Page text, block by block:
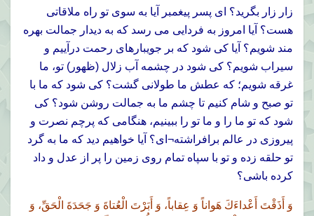
زار زار بگريد؟ اى پسر پيغمبر آيا به سوى تو راه ملاقاتى
هست؟ آيا امروز به فردايى مى رسد كه به ديدار جمالت بهره
مند شويم؟ آيا كى شود كه بر جويبارهاى رحمت درآييم و
سيراب شويم؟ كى شود در چشمه آب زلال (ظهور) تو، ما
غرقه شويم؛ كه عطش ما طولانى گشت؟ كى شود كه ما با
تو صبح و شام كنيم تا چشم ما به جمالت روشن شود؟ كى
شود كه تو ما را و ما تو را ببينيم، هنگامى كه پرچم نصرت و
پيروزى در عالم برافراشته¬اى؟ آيا خواهيم ديد كه ما به گرد
تو حلقه زده و تو با سپاه تمام روى زمين را پر از عدل و داد
كرده باشى؟
وَ أَذَقْتَ أَعْداءَكَ هَواناً وَ عِقاباً، وَ أَبَرْتَ الْعُتاةَ وَ جَحَدَةَ الْحَقِّ، وَ